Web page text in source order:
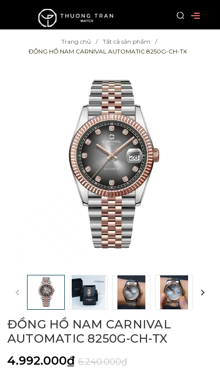
Trang chủ
Tất cả sản phẩm
ĐỒNG HỒ NAM CARNIVAL AUTOMATIC 8250G-CH-TX
ĐỒNG HỒ NAM CARNIVAL
AUTOMATIC 8250G-CH-TX
4.992.000₫ 6.240.000₫